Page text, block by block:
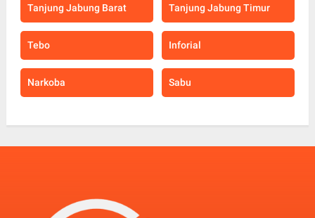
Tanjung Jabung Barat Tanjung Jabung Timur
Tebo Inforial
Narkoba Sabu